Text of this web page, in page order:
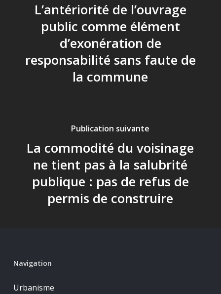
L’antériorité de l’ouvrage
public comme élément
d’exonération de
responsabilité sans faute de
la commune
Publication suivante
La commodité du voisinage
ne tient pas à la salubrité
publique : pas de refus de
permis de construire
Navigation
Urbanisme